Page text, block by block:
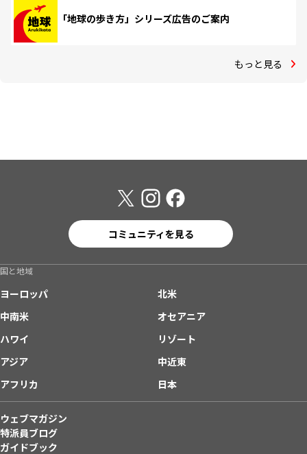
「地球の歩き方」シリーズ広告のご案内
もっと見る
コミュニティを見る
国と地域
ヨーロッパ
北米
中南米
オセアニア
ハワイ
リゾート
アジア
中近東
アフリカ
日本
ウェブマガジン
特派員ブログ
ガイドブック